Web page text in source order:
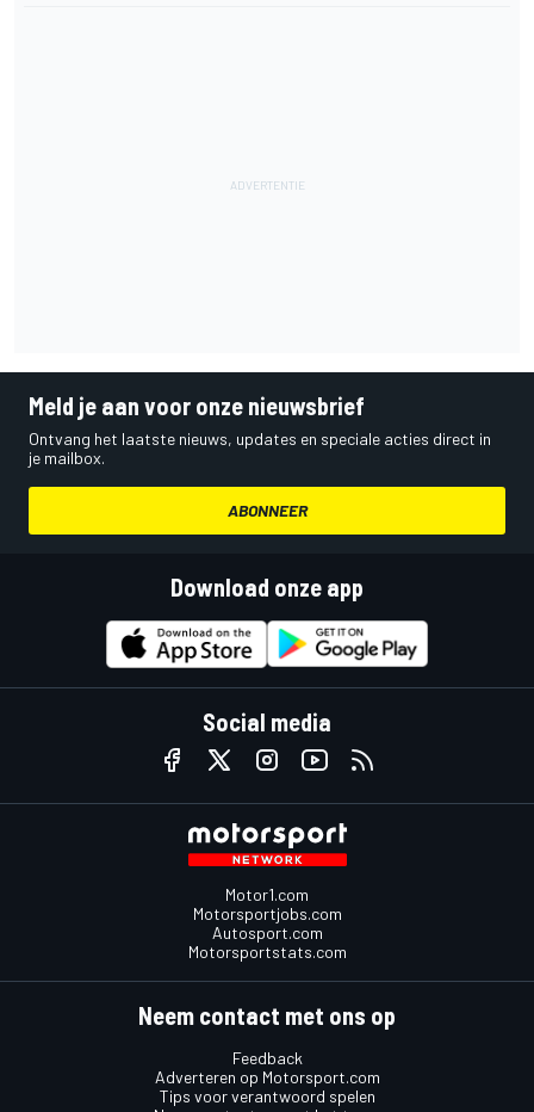
Meld je aan voor onze nieuwsbrief
Ontvang het laatste nieuws, updates en speciale acties direct in
je mailbox.
ABONNEER
Download onze app
Social media
Motor1.com
Motorsportjobs.com
Autosport.com
Motorsportstats.com
Neem contact met ons op
Feedback
Adverteren op Motorsport.com
Tips voor verantwoord spelen